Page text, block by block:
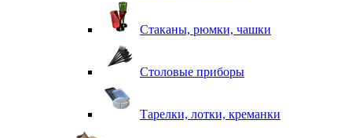
Стаканы, рюмки, чашки
Столовые приборы
Тарелки, лотки, креманки